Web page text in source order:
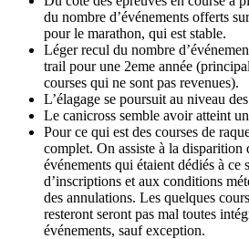
du nombre d’événements offerts
pour le marathon, qui est stable.
Léger recul du nombre
trail pour une 2eme année
courses qui ne sont pas revenues).
L’élagage se poursuit au niveau
Le canicross semble avoir atteint
Pour ce qui est des courses de
complet. On assiste à la disparition
événements qui étaient dédiés à ce
d’inscriptions et aux conditions
des annulations. Les quelques
resteront seront pas mal toutes
événements, sauf exception.